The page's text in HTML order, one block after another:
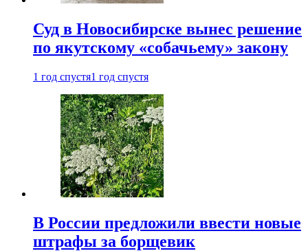
Суд в Новосибирске вынес решение
по якутскому «собачьему» закону
1 год спустя1 год спустя
В России предложили ввести новые
штрафы за борщевик